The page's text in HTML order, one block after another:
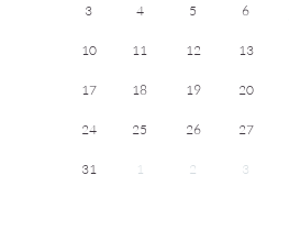
3 4 5 6
10 11 12 13
17 18 19 20
24 25 26 27
31 1 2 3